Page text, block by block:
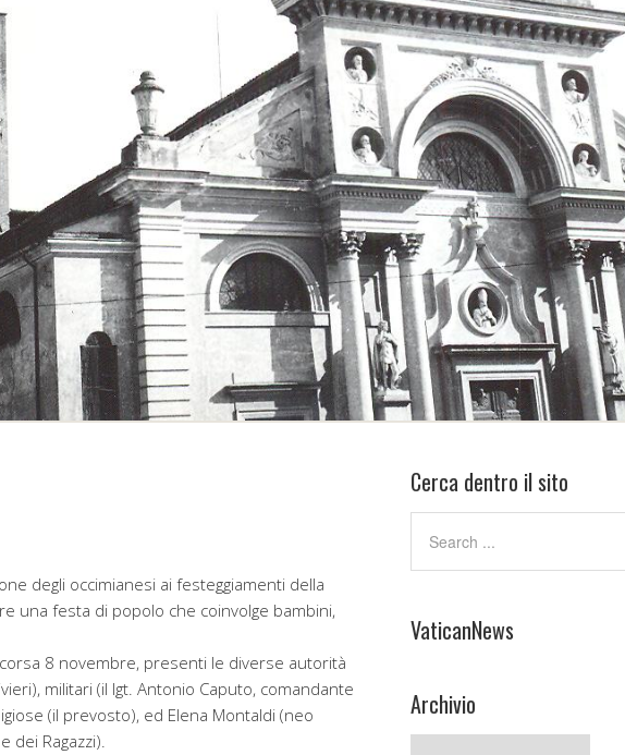
degli occimianesi ai festeggiamenti della
una festa di popolo che coinvolge bambini,
8 novembre, presenti le diverse autorità
militari (il lgt. Antonio Caputo, comandante
(il prevosto), ed Elena Montaldi (neo
dei Ragazzi).
Cerca dentro il sito
VaticanNews
Archivio